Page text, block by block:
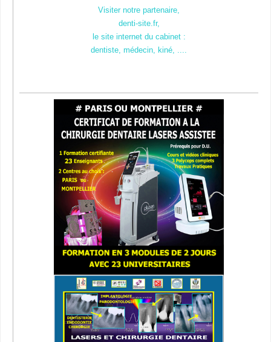
Visiter notre partenaire,
denti-site.fr,
le site internet du cabinet :
dentiste, médecin, kiné, ....